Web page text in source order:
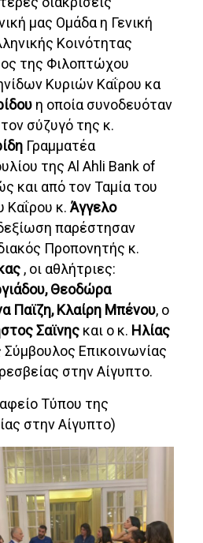
μας Ομάδα η Γενική
Κοινότητας
της Φιλοπτώχου
Κυριών Καΐρου κα
η οποία συνοδευόταν
σύζυγό της κ.
Γραμματέα
της Al Ahli Bank of
και από τον Ταμία του
Καΐρου κ.Άγγελο
παρέστησαν
Προπονητής κ.
, οι αθλήτριες:
Θεοδώρα
Παϊζη, Κλαίρη Μπένου, ο
Σαϊνης και ο κ. Ηλίας
Σύμβουλος Επικοινωνίας
στην Αίγυπτο.
Τύπου της
στην Αίγυπτο)